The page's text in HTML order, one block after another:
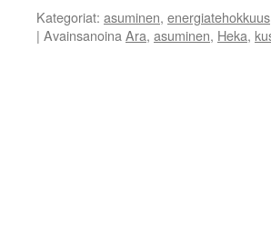
Kategoriat: asuminen, energiatehokkuus
| Avainsanoina Ara, asuminen, Heka,